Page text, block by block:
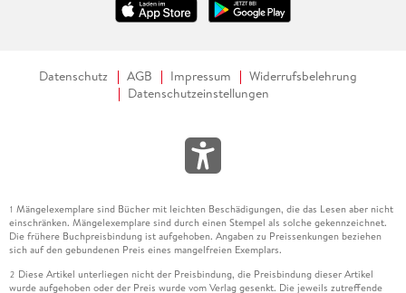
Datenschutz AGB Impressum
Widerrufsbelehrung
Datenschutzeinstellungen
1 Mängelexemplare sind Bücher mit leichten Beschädigungen, die das Lesen aber nicht
einschränken. Mängelexemplare sind durch einen Stempel als solche gekennzeichnet.
Die frühere Buchpreisbindung ist aufgehoben. Angaben zu Preissenkungen beziehen
sich auf den gebundenen Preis eines mangelfreien Exemplars.
2 Diese Artikel unterliegen nicht der Preisbindung, die Preisbindung dieser Artikel
wurde aufgehoben oder der Preis wurde vom Verlag gesenkt. Die jeweils zutreffende